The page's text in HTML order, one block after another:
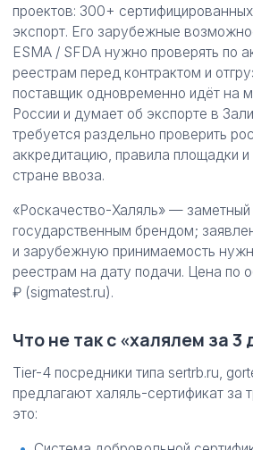
проектов: 300+
экспорт. Его зарубежные
ESMA / SFDA нужно проверять по
реестрам перед контрактом и
поставщик одновременно идёт на
России и думает об экспорте в
требуется раздельно проверить
аккредитацию, правила площадки
стране ввоза.
«Роскачество-Халяль» — заметный
государственным брендом;
и зарубежную принимаемость
реестрам на дату подачи. Цена по
₽ (sigmatest.ru).
Что не так с «халялем за 3
Tier-4 посредники типа sertrb.ru,
предлагают халяль-сертификат за
это: